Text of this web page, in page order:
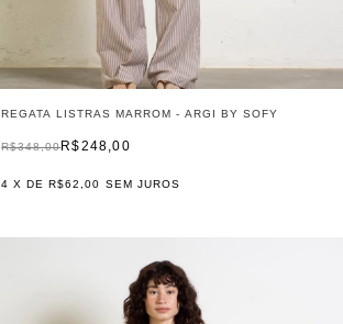
REGATA LISTRAS MARROM - ARGI BY SOFY
R$248,00
R$348,00
4 X DER$62,00 SEM JUROS